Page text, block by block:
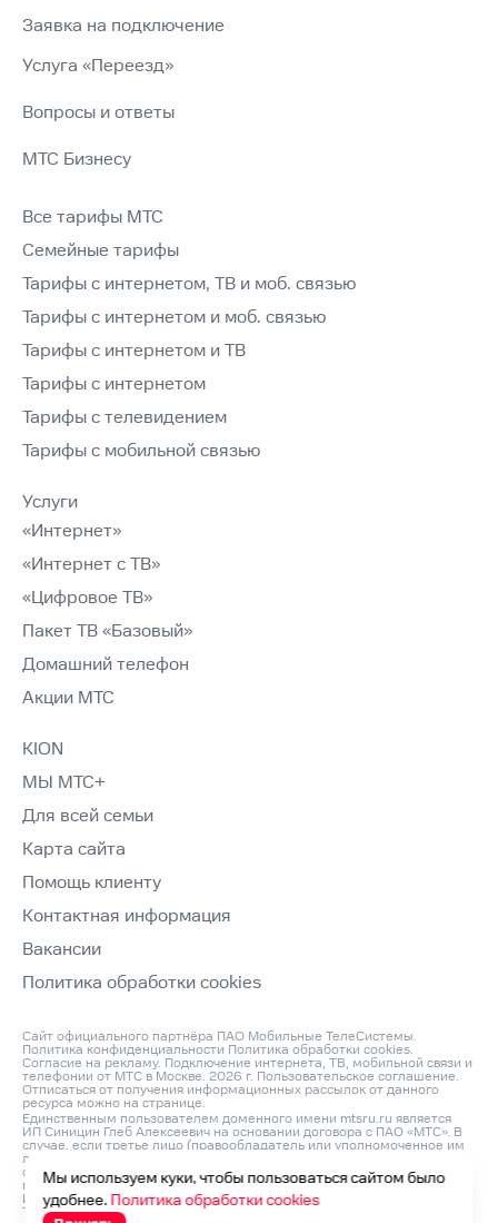
Заявка на подключение
Услуга «Переезд»
Вопросы и ответы
МТС Бизнесу
Все тарифы МТС
Семейные тарифы
Тарифы с интернетом, ТВ и моб. связью
Тарифы с интернетом и моб. связью
Тарифы с интернетом и ТВ
Тарифы с интернетом
Тарифы с телевидением
Тарифы с мобильной связью
Услуги
«Интернет»
«Интернет с ТВ»
«Цифровое ТВ»
Пакет ТВ «Базовый»
Домашний телефон
Акции МТС
KION
МЫ МТС+
Для всей семьи
Карта сайта
Помощь клиенту
Контактная информация
Вакансии
Политика обработки cookies
Сайт официального партнёра ПАО Мобильные ТелеСистемы.
Политика конфиденциальности Политика обработки cookies.
Согласие на рекламу. Подключение интернета, ТВ, мобильной связи и
телефонии от МТС в Москве. 2026 г. Пользовательское соглашение.
Отписаться от получения информационных рассылок от данного
ресурса можно на странице.
Единственным пользователем доменного имени mtsru.ru является
ИП Синицин Глеб Алексеевич на основании договора с ПАО «МТС». В
случае, если третье лицо (правообладатель или уполномоченное им
лицо) считает, что его права на объект интеллектуальной
собственности нарушаются, он может направить претензию
по адресу: ИП Синицин Глеб Алексеевич, ОГРНИП: 312760420200042,
ИНН: 760411045260, Юр. Адрес 150046, Россия, Ярославль г,
Титова ул, д. 14 корп 3, оф.кв. 54 и по e‑mail:
Мы используем куки, чтобы пользоваться сайтом было
удобнее. Политика обработки cookies